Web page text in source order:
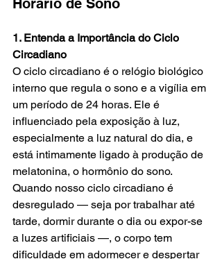
Horário de Sono
1. Entenda a Importância do Ciclo
Circadiano
O ciclo circadiano é o relógio biológico
interno que regula o sono e a vigília em
um período de 24 horas. Ele é
influenciado pela exposição à luz,
especialmente a luz natural do dia, e
está intimamente ligado à produção de
melatonina, o hormônio do sono.
Quando nosso ciclo circadiano é
desregulado — seja por trabalhar até
tarde, dormir durante o dia ou expor-se
a luzes artificiais —, o corpo tem
dificuldade em adormecer e despertar